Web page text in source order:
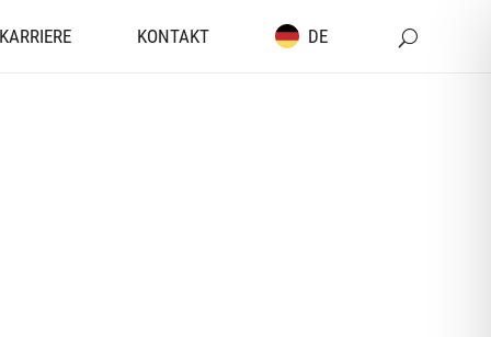
KARRIERE KONTAKT DE